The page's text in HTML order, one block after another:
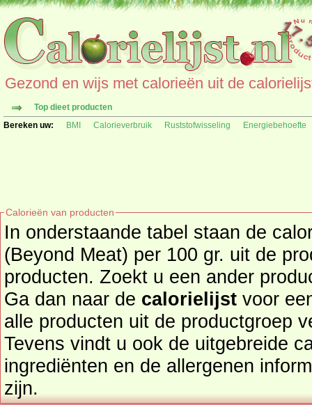
Gezond en wijs met calorieën uit de
Top dieet producten
Bereken uw:
BMI Calorieverbruik Ruststofwisseling Energiebehoefte
Calorieën van producten
In onderstaande tabel staan de
(Beyond Meat) per 100 gr. uit de
producten. Zoekt u een ander product en de calorieën daarvan?
Ga dan naar de calorielijst voor een
alle producten uit de productgroep
Tevens vindt u ook de uitgebreide
ingrediënten en de allergenen
zijn.